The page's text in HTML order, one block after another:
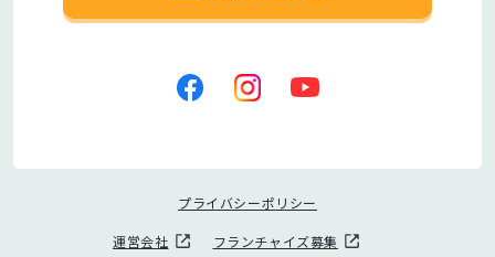
プライバシーポリシー
運営会社
フランチャイズ募集